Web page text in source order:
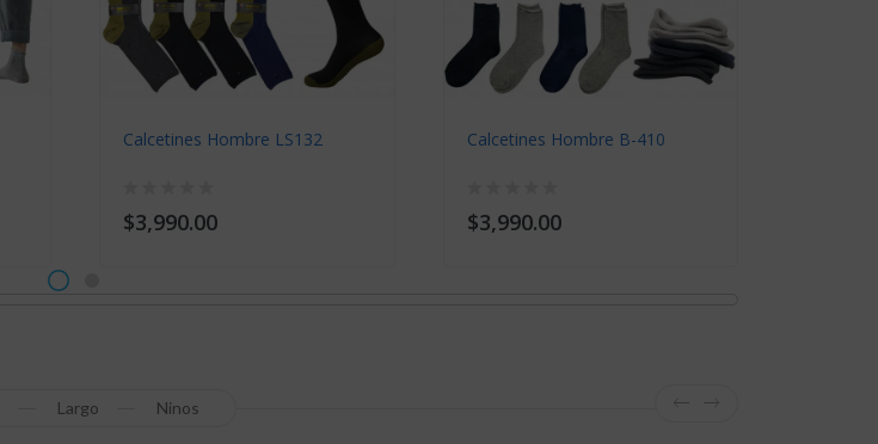
Calcetines Hombre LS132
$3,990.00
Calcetines Hombre B-410
$3,990.00
Largo Ninos